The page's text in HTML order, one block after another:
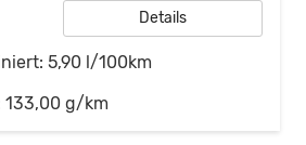
Details
5,90 l/100km
133,00 g/km